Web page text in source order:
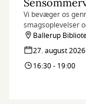
Vi bevæger os
smagsoplevelser
sommerdessert i
Ballerup
27. august 2026
16:30 - 19:00